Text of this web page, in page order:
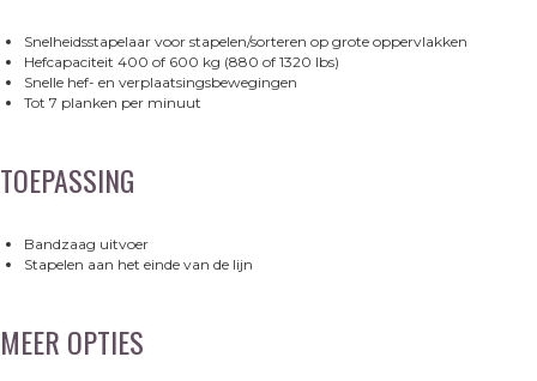
Snelheidsstapelaar voor stapelen/sorteren op grote oppervlakken
Hefcapaciteit 400 of 600 kg (880 of 1320 lbs)
Snelle hef- en verplaatsingsbewegingen
Tot 7 planken per minuut
TOEPASSING
Bandzaag uitvoer
Stapelen aan het einde van de lijn
MEER OPTIES